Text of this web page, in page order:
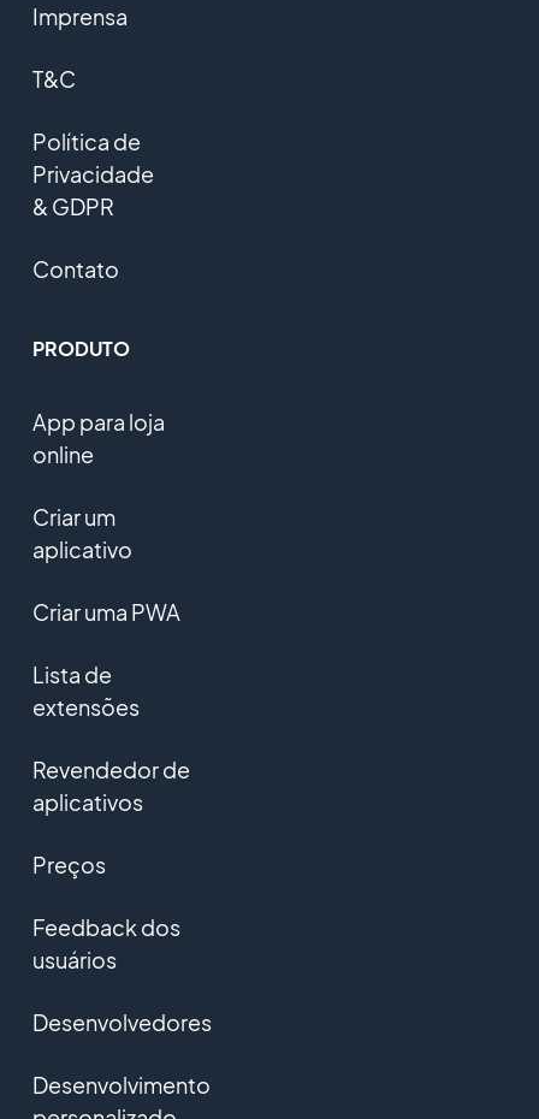
Imprensa
T&C
Política de
Privacidade
& GDPR
Contato
PRODUTO
App para loja
online
Criar um
aplicativo
Criar uma PWA
Lista de
extensões
Revendedor de
aplicativos
Preços
Feedback dos
usuários
Desenvolvedores
Desenvolvimento